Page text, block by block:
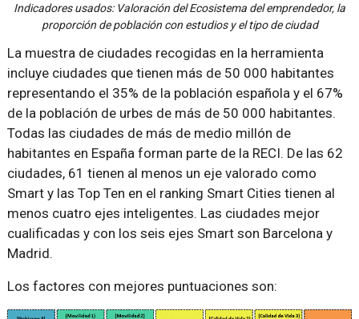
Indicadores usados: Valoración del Ecosistema del emprendedor, la
proporción de población con estudios y el tipo de ciudad
La muestra de ciudades recogidas en la herramienta
incluye ciudades que tienen más de 50 000 habitantes
representando el 35% de la población española y el 67%
de la población de urbes de más de 50 000 habitantes.
Todas las ciudades de más de medio millón de
habitantes en España forman parte de la RECI. De las 62
ciudades, 61 tienen al menos un eje valorado como
Smart y las Top Ten en el ranking Smart Cities tienen al
menos cuatro ejes inteligentes. Las ciudades mejor
cualificadas y con los seis ejes Smart son Barcelona y
Madrid.
Los factores con mejores puntuaciones son: